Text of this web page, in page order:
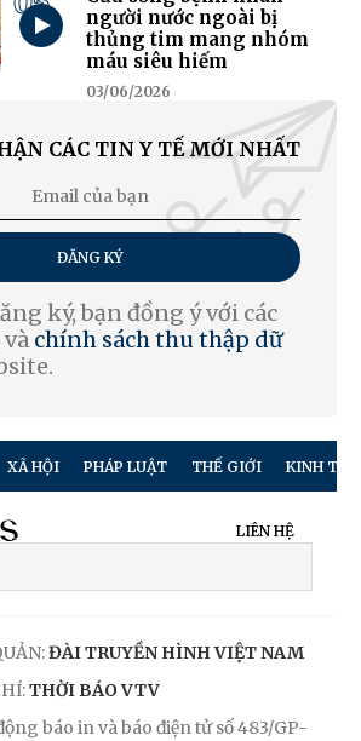
người nước ngoài bị
thủng tim mang nhóm
máu siêu hiếm
03/06/2026
CÁC TIN Y TẾ MỚI NHẤT
ĐĂNG KÝ
ký, bạn đồng ý với các
chính sách thu thập dữ
XÃ HỘI PHÁP LUẬT THẾ GIỚI KINH TẾ
LIÊN HỆ
ĐÀI TRUYỀN HÌNH VIỆT NAM
THỜI BÁO VTV
báo in và báo điện tử số 483/GP-